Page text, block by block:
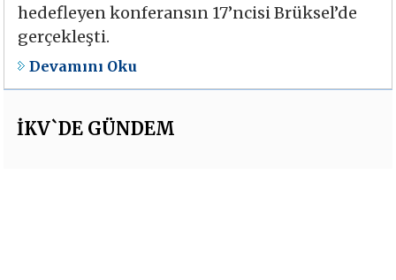
hedefleyen konferansın 17’ncisi Brüksel’de
gerçekleşti.
Devamını Oku
İKV`DE GÜNDEM